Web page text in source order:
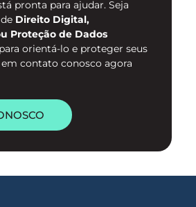
pronta para ajudar. Seja
Direito Digital,
Proteção de Dados
orientá-lo e proteger seus
contato conosco agora